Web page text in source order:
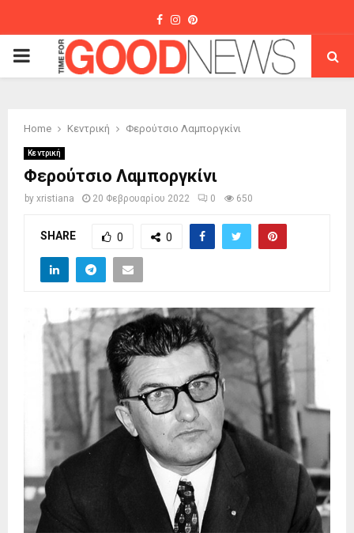
Facebook
Instagram
Pinterest
PRIMARY
Home Κεντρική Φερούτσιο Λαμποργκίνι
Κεντρική
Φερούτσιο Λαμποργκίνι
by xristiana 20 Φεβρουαρίου 2022 0 650
SHARE 0 0